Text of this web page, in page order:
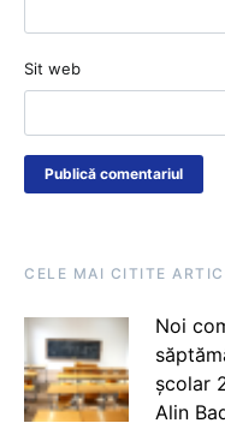
Sit web
CELE MAI CITITE
Noi
școlar
Alin